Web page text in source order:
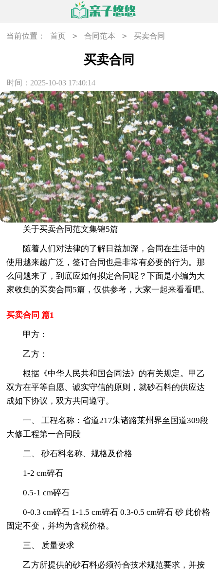
当前位置： 首页 > 合同范本 > 买卖合同
买卖合同
时间：2025-10-03 17:40:14
关于买卖合同范文集锦5篇
随着人们对法律的了解日益加深，合同在生活中的
使用越来越广泛，签订合同也是非常有必要的行为。那
么问题来了，到底应如何拟定合同呢？下面是小编为大
家收集的买卖合同5篇，仅供参考，大家一起来看看吧。
买卖合同 篇1
甲方：
乙方：
根据《中华人民共和国合同法》的有关规定。甲乙
双方在平等自愿、诚实守信的原则，就砂石料的供应达
成如下协议，双方共同遵守。
一、 工程名称：省道217朱诸路莱州界至国道309段
大修工程第一合同段
二、 砂石料名称、规格及价格
1-2 cm碎石
0.5-1 cm碎石
0-0.3 cm碎石 1-1.5 cm碎石 0.3-0.5 cm碎石 砂 此价格
固定不变，并均为含税价格。
三、 质量要求
乙方所提供的砂石料必须符合技术规范要求，并按